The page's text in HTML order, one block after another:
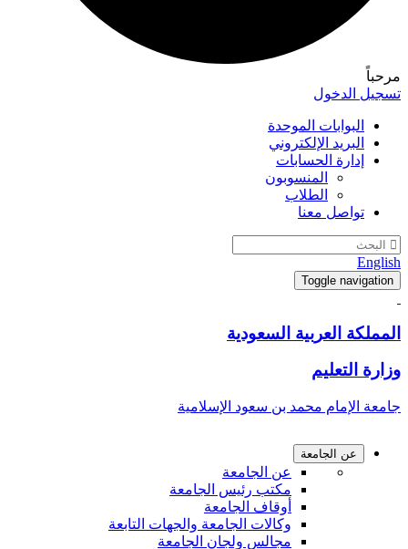
مرحباً
تسجيل الدخول
البوابات الموحدة
البريد الإلكتروني
إدارة الحسابات
المنسوبون
الطلاب
تواصل معنا
English
Toggle navigation
المملكة العربية السعودية
وزارة التعليم
جامعة الإمام محمد بن سعود الإسلامية
عن الجامعة
عن الجامعة
مكتب رئيس الجامعة
أوقاف الجامعة
وكالات الجامعة والجهات التابعة
مجالس ولجان الجامعة